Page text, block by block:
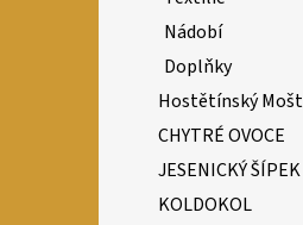
Nádobí
Doplňky
Hostětínský Mošt
CHYTRÉ OVOCE
JESENICKÝ
KOLDOKOL